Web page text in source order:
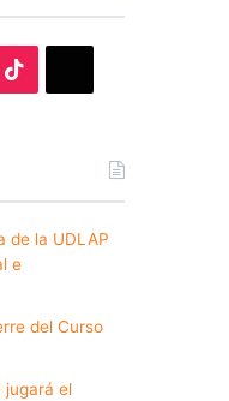
de la UDLAP
e
del Curso
jugará el